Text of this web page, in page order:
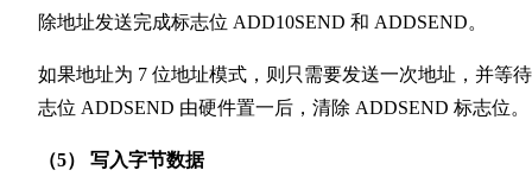
除地址发送完成标志位 ADD10SEND 和 ADDSEND。
如果地址为 7 位地址模式，则只需要发送一次地址，并等
志位 ADDSEND 由硬件置一后，清除 ADDSEND 标志位。
（5） 写入字节数据